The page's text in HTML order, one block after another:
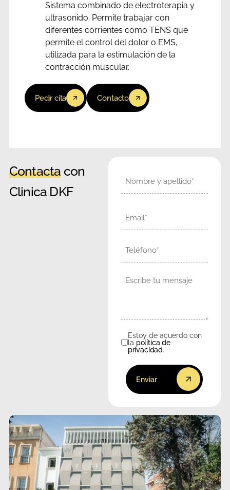
Sistema combinado de electroterapia y
ultrasonido. Permite trabajar con
diferentes corrientes como TENS que
permite el control del dolor o EMS,
utilizada para la estimulación de la
contracción muscular.
Pedir cita Contacto
Contacta con
Clinica DKF
Consentimiento
Estoy de acuerdo con
la política de
privacidad.
Enviar